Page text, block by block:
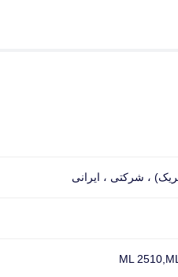
، شرکتی ، ایرانی
ML